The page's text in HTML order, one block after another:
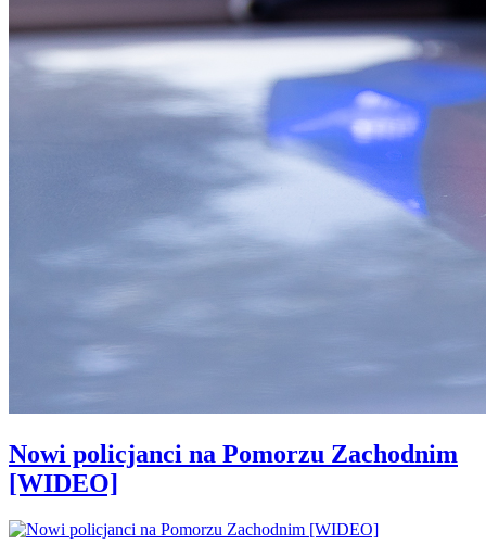
Nowi policjanci na Pomorzu Zachodnim
[WIDEO]